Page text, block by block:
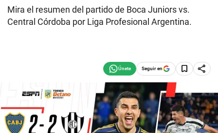
Mira el resumen del partido de Boca Juniors vs.
Central Córdoba por Liga Profesional Argentina.
Seguir en